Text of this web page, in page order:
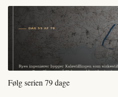
Følg serien 79 dage